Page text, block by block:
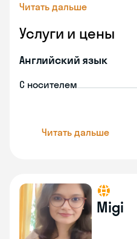
Читать дальше
Услуги и цены
Английский язык
С носителем
Читать дальше
Migi